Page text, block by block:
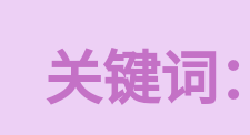
关键词：